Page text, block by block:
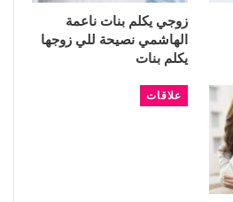
زوجي يكلم بنات ناعمة
الهاشمي نصيحة للي زوجها
يكلم بنات
علاقات